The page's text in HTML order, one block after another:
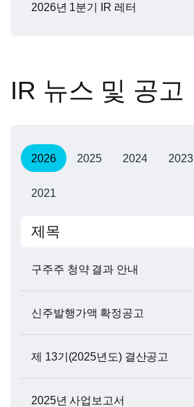
2026년 1분기 IR 레터
IR 뉴스 및 공고
2026 2025 2024 2023
2021
제목
구주주 청약 결과 안내
신주발행가액 확정공고
제 13기(2025년도) 결산공고
2025년 사업보고서